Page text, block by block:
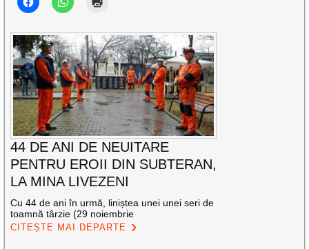
44 DE ANI DE NEUITARE
PENTRU EROII DIN SUBTERAN,
LA MINA LIVEZENI
Cu 44 de ani în urmă, liniștea unei unei seri de
toamnă târzie (29 noiembrie
CITEȘTE MAI DEPARTE